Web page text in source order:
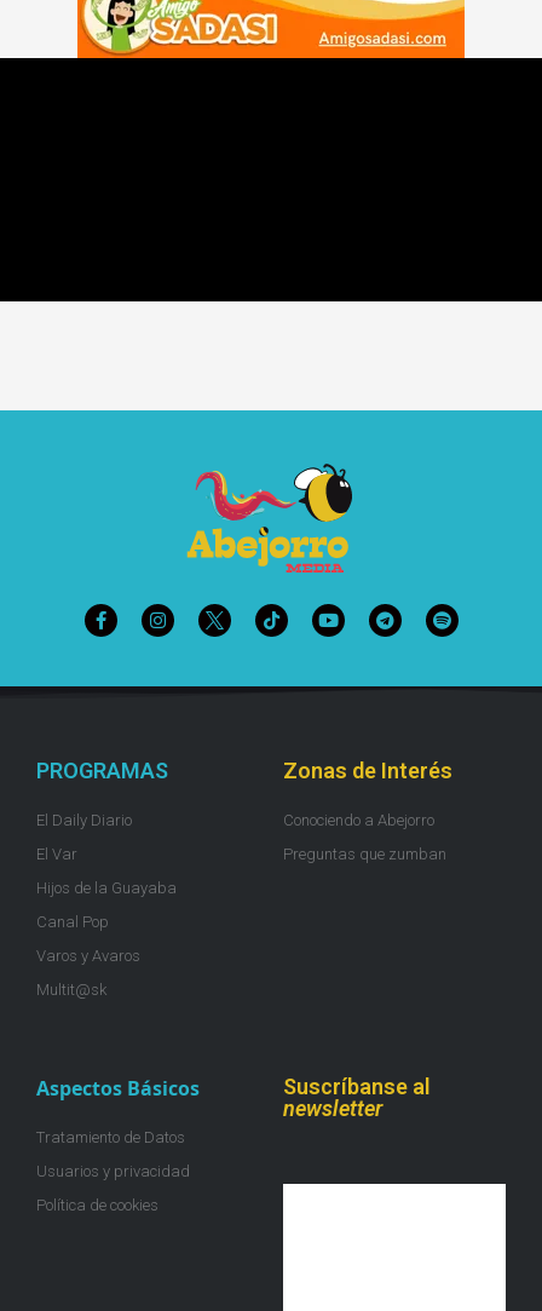
PROGRAMAS
El Daily Diario
El Var
Hijos de la Guayaba
Canal Pop
Varos y Avaros
Multit@sk
Zonas de Interés
Conociendo a Abejorro
Preguntas que zumban
Aspectos Básicos
Tratamiento de Datos
Usuarios y privacidad
Política de cookies
Suscríbanse al
newsletter